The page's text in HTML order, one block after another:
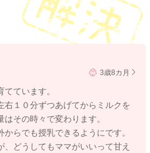
3歳8カ月
ています。
右１０分ずつあげてからミルクを
その時々で変わります。
らでも授乳できるようにです。
、どうしてもママがいいって甘え